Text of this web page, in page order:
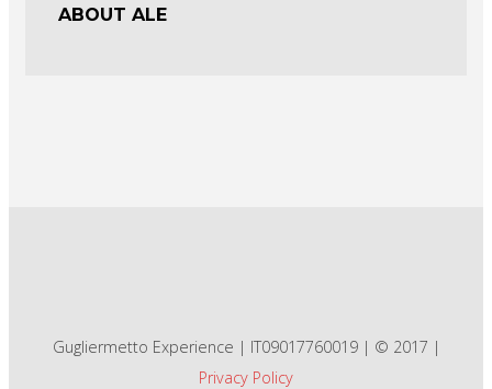
ABOUT ALE
Gugliermetto Experience | IT09017760019 | © 2017 |
Privacy Policy